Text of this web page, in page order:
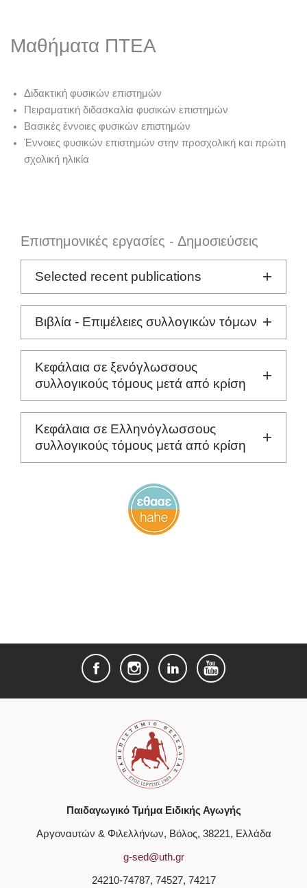
Μαθήματα ΠΤΕΑ
Διδακτική φυσικών επιστημών
Πειραματική διδασκαλία φυσικών επιστημών
Βασικές έννοιες φυσικών επιστημών
Έννοιες φυσικών επιστημών στην προσχολική και πρώτη
σχολική ηλικία
Επιστημονικές εργασίες - Δημοσιεύσεις
Selected recent publications
Βιβλία - Επιμέλειες συλλογικών τόμων
Κεφάλαια σε ξενόγλωσσους
συλλογικούς τόμους μετά από κρίση
Κεφάλαια σε Ελληνόγλωσσους
συλλογικούς τόμους μετά από κρίση
Παιδαγωγικό Τμήμα Ειδικής Αγωγής
Αργοναυτών & Φιλελλήνων, Βόλος, 38221, Ελλάδα
g-sed@uth.gr
24210-74787, 74527, 74217